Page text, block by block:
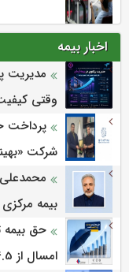
اخبار بیمه
مدیریت
وقتی
شرکت
بیمه
حق بیمه
امسال از 14.5 همت گذشت